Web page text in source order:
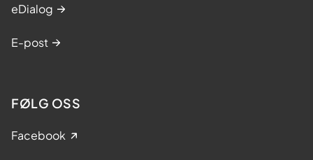
eDialog
E-post
FØLG OSS
Facebook